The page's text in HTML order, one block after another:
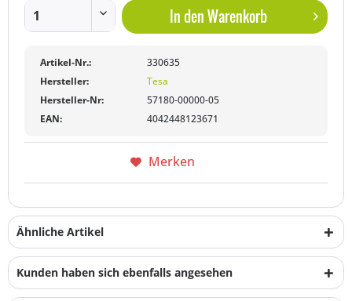
In denWarenkorb
Artikel-Nr.:
330635
Hersteller:
Tesa
Hersteller-Nr:
57180-00000-05
EAN:
4042448123671
Merken
Ähnliche Artikel
Kunden haben sich ebenfalls angesehen